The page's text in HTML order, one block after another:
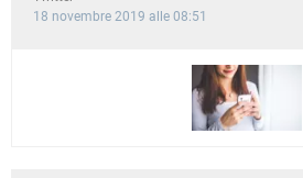
18 novembre 2019 alle 08:51